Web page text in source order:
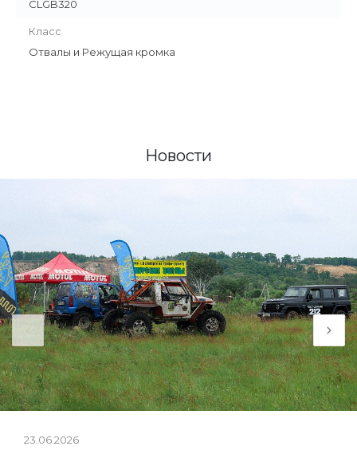
CLGB320
Класс
Отвалы и Режущая кромка
Новости
23.06.2026